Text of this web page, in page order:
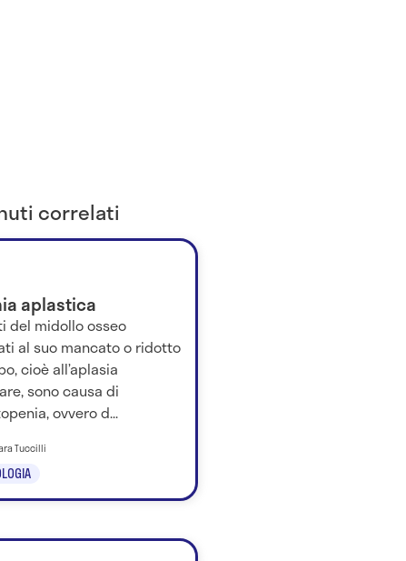
correlati
aplastica
del midollo osseo
al suo mancato o ridotto
cioè all’aplasia
sono causa di
ovvero d...
Tuccilli